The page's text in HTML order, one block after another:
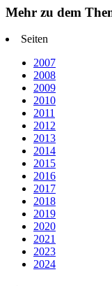
Mehr zu dem
Seiten
2007
2008
2009
2010
2011
2012
2013
2014
2015
2016
2017
2018
2019
2020
2021
2023
2024